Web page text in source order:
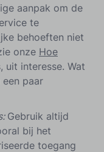
aanpak om de
te
behoeften niet
onze Hoe
uit interesse. Wat
paar
Gebruik altijd
bij het
toegang